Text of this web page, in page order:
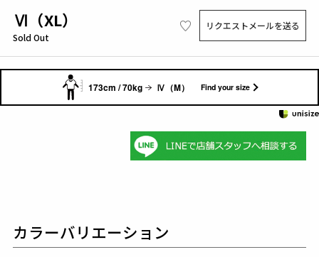
Ⅵ（XL）
Sold Out
リクエストメールを送る
173cm / 70kg Ⅳ（M） Find your size
カラーバリエーション